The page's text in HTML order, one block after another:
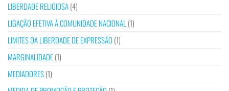
LIBERDADE RELIGIOSA(4)
LIGAÇÃO EFETIVA À COMUNIDADE NACIONAL (1)
LIMITES DA LIBERDADE DE EXPRESSÃO (1)
MARGINALIDADE(1)
MEDIADORES(1)